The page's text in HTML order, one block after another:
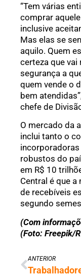
“Tem várias
comprar
inclusive
Mas elas se
aquilo. Quem
certeza que vai
segurança a
quem vende o
bem
chefe de
O mercado da
inclui tanto o
robustos do
em R$ 10
Central é que
de recebíveis
segundo
(Com
(Foto: Freepik/
ANTERIOR